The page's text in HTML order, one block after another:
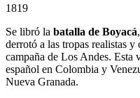
1819
Se libró la batalla de Boyacá
derrotó a las tropas realistas
campaña de Los Andes.
español en Colombia y
Nueva Granada.